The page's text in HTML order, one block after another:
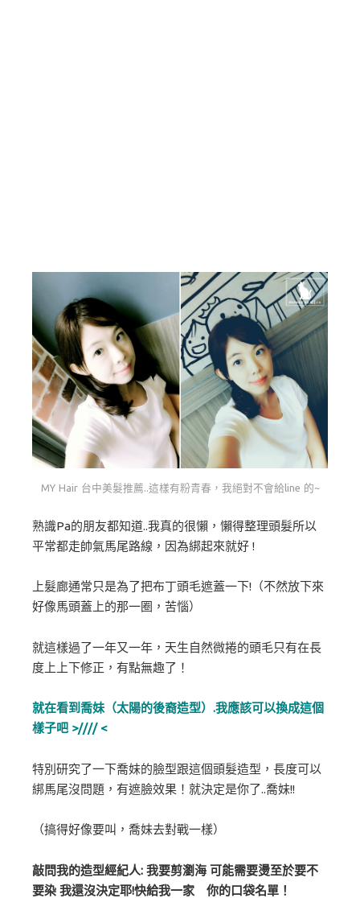
MY Hair 台中美髮推薦..這樣有粉青春，我絕對不會給line 的~
熟識Pa的朋友都知道..我真的很懶，懶得整理頭髮所以
平常都走帥氣馬尾路線，因為綁起來就好 !
上髮廊通常只是為了把布丁頭毛遮蓋一下!（不然放下來
好像馬頭蓋上的那一圈，苦惱）
就這樣過了一年又一年，天生自然微捲的頭毛只有在長
度上上下修正，有點無趣了！
就在看到喬妹（太陽的後裔造型）.我應該可以換成這個
樣子吧 >//// <
特別研究了一下喬妹的臉型跟這個頭髮造型，長度可以
綁馬尾沒問題，有遮臉效果！就決定是你了..喬妹!!
（搞得好像要叫，喬妹去對戰一樣）
敲問我的造型經紀人: 我要剪瀏海 可能需要燙至於要不
要染 我還沒決定耶!快給我一家 你的口袋名單！